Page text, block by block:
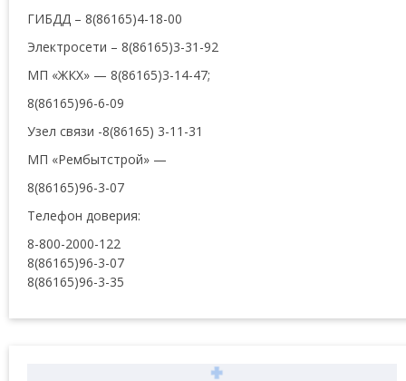
ГИБДД – 8(86165)4-18-00
Электросети – 8(86165)3-31-92
МП «ЖКХ» — 8(86165)3-14-47;
8(86165)96-6-09
Узел связи -8(86165) 3-11-31
МП «Рембытстрой» —
8(86165)96-3-07
Телефон доверия:
8-800-2000-122
8(86165)96-3-07
8(86165)96-3-35